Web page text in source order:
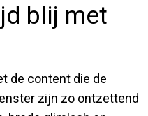
blij met
de content die de
zijn zo ontzettend